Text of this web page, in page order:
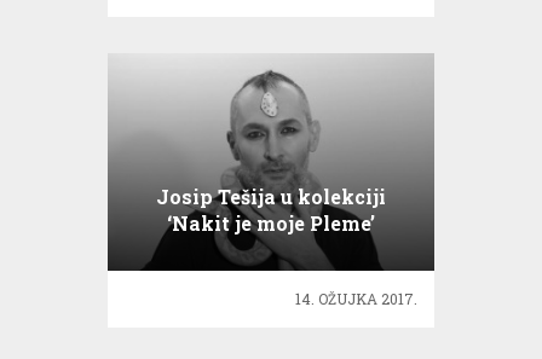
Josip Tešija u kolekciji
‘Nakit je moje Pleme’
14. OŽUJKA 2017.